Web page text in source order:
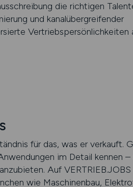
die richtigen
und kanalübergreifender
Vertriebspersönlichkeiten
für das, was er verkauft.
im Detail kennen –
Auf
wie Maschinenbau,